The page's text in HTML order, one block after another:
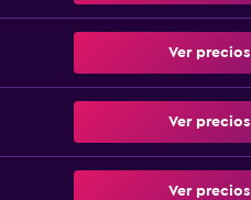
Ver precios
Ver precios
Ver precios